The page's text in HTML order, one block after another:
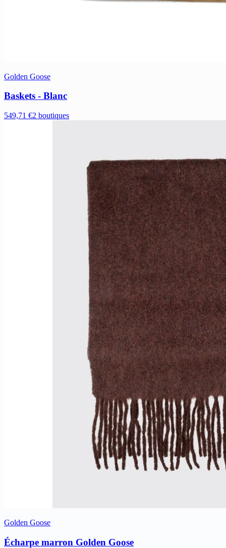
Golden Goose
Baskets - Blanc
549,71 €2 boutiques
Golden Goose
Écharpe marron Golden Goose